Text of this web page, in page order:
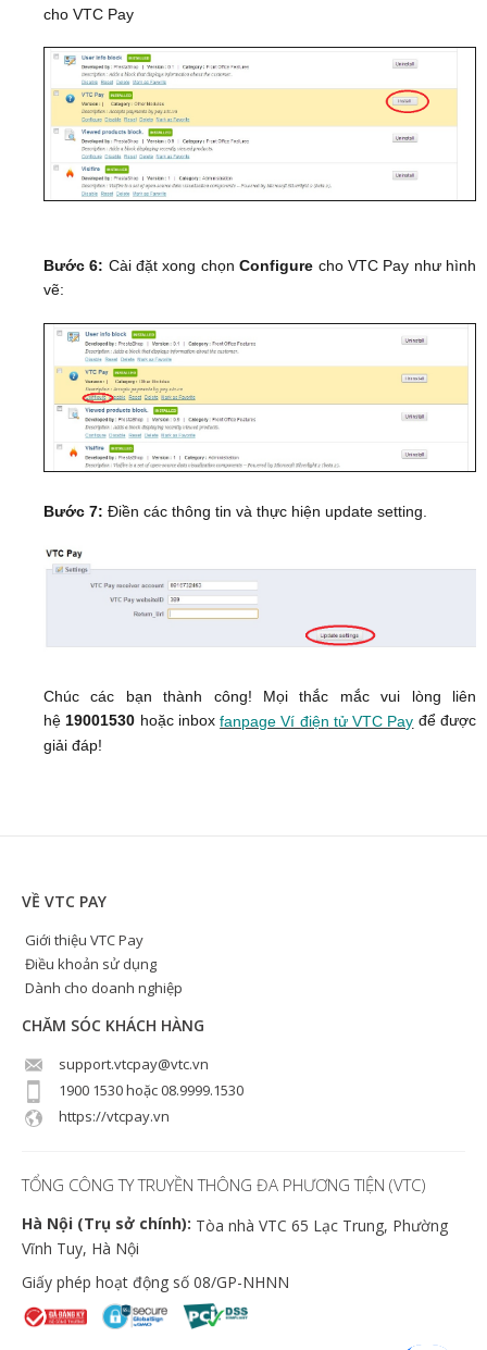
cho VTC Pay
Bước 6: Cài đặt xong chọn Configure cho VTC Pay như hình
vẽ:
Bước 7: Điền các thông tin và thực hiện update setting.
Chúc các bạn thành công! Mọi thắc mắc vui lòng liên
hệ 19001530 hoặc inbox fanpage Ví điện tử VTC Pay để được
giải đáp!
VỀ VTC PAY
Giới thiệu VTC Pay
Điều khoản sử dụng
Dành cho doanh nghiệp
CHĂM SÓC KHÁCH HÀNG
support.vtcpay@vtc.vn
1900 1530 hoặc 08.9999.1530
https://vtcpay.vn
TỔNG CÔNG TY TRUYỀN THÔNG ĐA PHƯƠNG TIỆN (VTC)
Hà Nội (Trụ sở chính): Tòa nhà VTC 65 Lạc Trung, Phường
Vĩnh Tuy, Hà Nội
Giấy phép hoạt động số 08/GP-NHNN